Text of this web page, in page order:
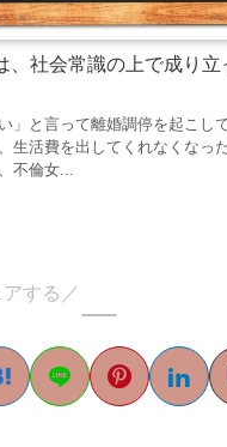
、社会常識の上で成り立
」と言って離婚調停を起こし
生活費を出してくれなくなっ
不倫女...
する／